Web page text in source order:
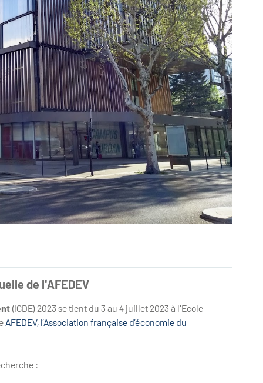
de l'AFEDEV
(ICDE) 2023 se tient du 3 au 4 juillet 2023 à l'Ecole
AFEDEV, l’Association française d’économie du
: